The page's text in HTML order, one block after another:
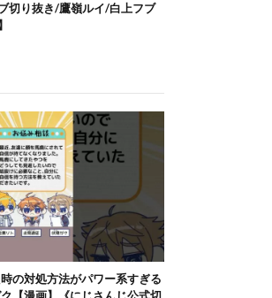
切り抜き/鷹嶺ルイ/白上フブ
の対処方法がパワー系すぎる